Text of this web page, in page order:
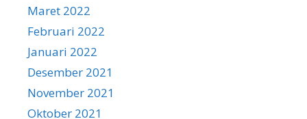
Maret 2022
Februari 2022
Januari 2022
Desember 2021
November 2021
Oktober 2021